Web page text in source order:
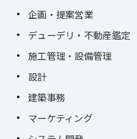
企画・提案営業
デューデリ・不動産鑑定
施工管理・設備管理
設計
建築事務
マーケティング